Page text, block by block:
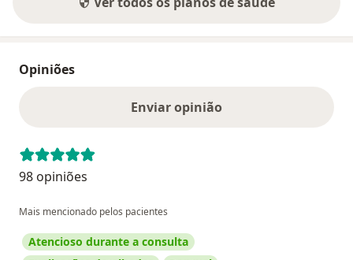
Opiniões
Enviar opinião
98 opiniões
Mais mencionado pelos pacientes
Atencioso durante a consulta